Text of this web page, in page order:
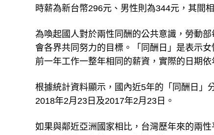
時薪為新台幣296元、男性則為344元，其間
為喚起國人對於兩性同酬的公共意識，勞動
會各界共同努力的目標。「同酬日」是表示
前一年工作一整年相同的薪資，實際的日期依
根據統計資料顯示，國內近5年的「同酬日」
2018年2月23日及2017年2月23日。
如果與鄰近亞洲國家相比，台灣歷年來的兩